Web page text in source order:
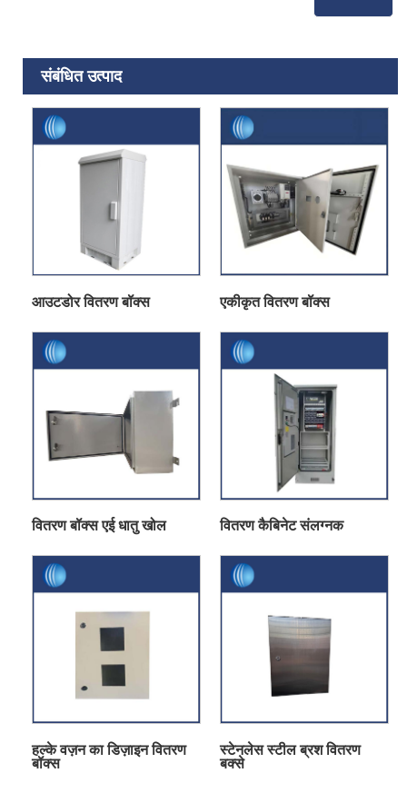
संबंधित उत्पाद
आउटडोर वितरण बॉक्स एकीकृत वितरण बॉक्स
वितरण बॉक्स एई धातु खोल वितरण कैबिनेट संलग्नक
हल्के वज़न का डिज़ाइन वितरण
बॉक्स
स्टेनलेस स्टील ब्रश वितरण
बक्से